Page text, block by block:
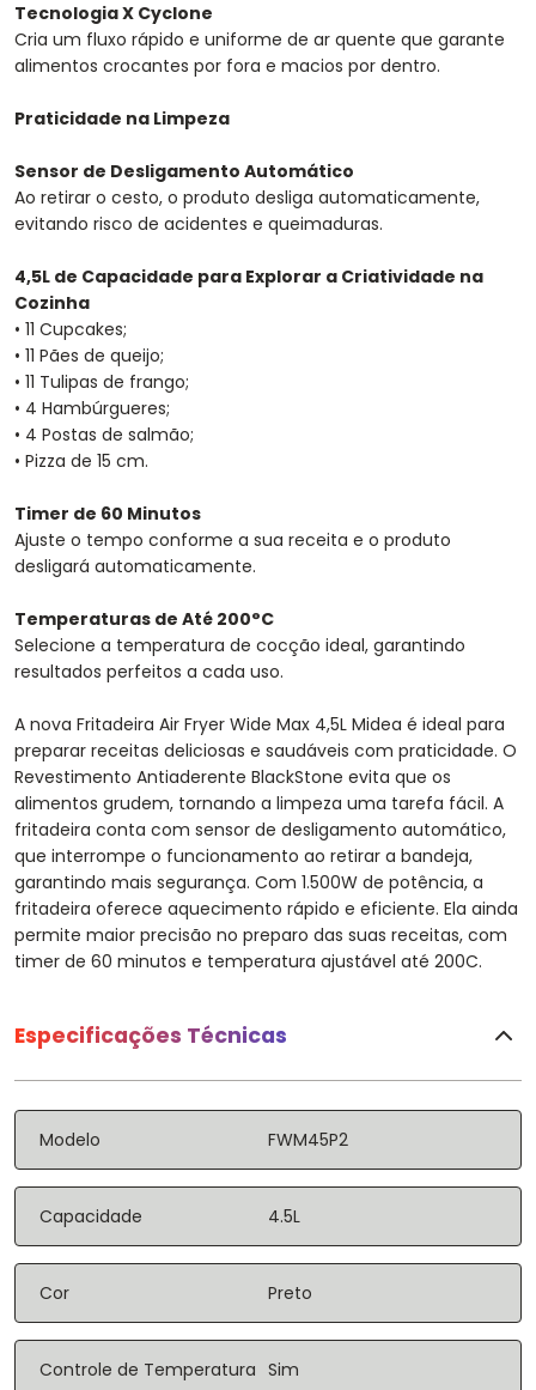
Tecnologia X Cyclone
Cria um fluxo rápido e uniforme de ar quente que garante
alimentos crocantes por fora e macios por dentro.
Praticidade na Limpeza
Sensor de Desligamento Automático
Ao retirar o cesto, o produto desliga automaticamente,
evitando risco de acidentes e queimaduras.
4,5L de Capacidade para Explorar a Criatividade na
Cozinha
• 11 Cupcakes;
• 11 Pães de queijo;
• 11 Tulipas de frango;
• 4 Hambúrgueres;
• 4 Postas de salmão;
• Pizza de 15 cm.
Timer de 60 Minutos
Ajuste o tempo conforme a sua receita e o produto
desligará automaticamente.
Temperaturas de Até 200°C
Selecione a temperatura de cocção ideal, garantindo
resultados perfeitos a cada uso.
A nova Fritadeira Air Fryer Wide Max 4,5L Midea é ideal para
preparar receitas deliciosas e saudáveis com praticidade. O
Revestimento Antiaderente BlackStone evita que os
alimentos grudem, tornando a limpeza uma tarefa fácil. A
fritadeira conta com sensor de desligamento automático,
que interrompe o funcionamento ao retirar a bandeja,
garantindo mais segurança. Com 1.500W de potência, a
fritadeira oferece aquecimento rápido e eficiente. Ela ainda
permite maior precisão no preparo das suas receitas, com
timer de 60 minutos e temperatura ajustável até 200C.
Especificações Técnicas
Modelo FWM45P2
Capacidade 4.5L
Cor Preto
Controle de Temperatura Sim